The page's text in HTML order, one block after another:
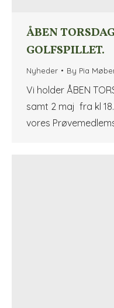
ÅBEN
GOLFSPILLET.
Nyheder By Pia
Vi holder ÅBEN
samt 2 maj fra kl
vores